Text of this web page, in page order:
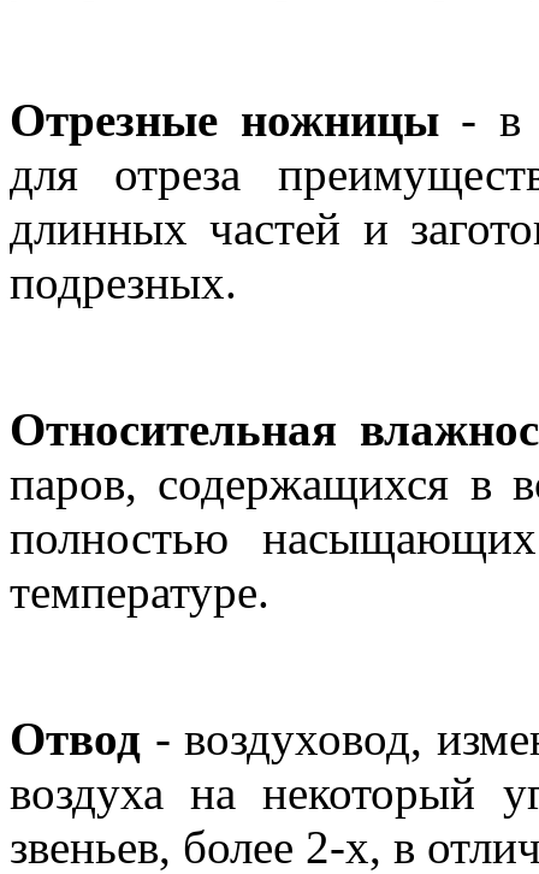
Отрезные ножницы- в
для отреза
длинных частей и
подрезных.
Относительная
паров, содержащихся в
полностью
температуре.
Отвод - воздуховод,
воздуха на некоторый
звеньев, более 2-х, в